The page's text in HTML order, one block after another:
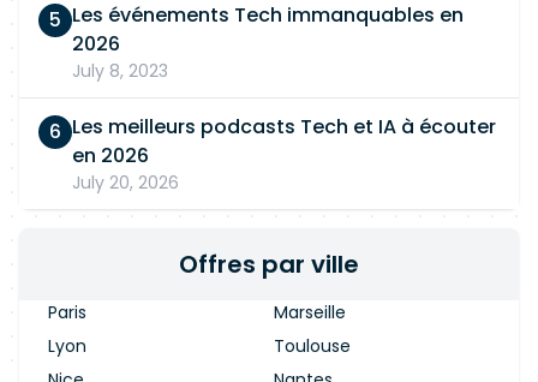
Les événements Tech immanquables en
2026
July 8, 2023
Les meilleurs podcasts Tech et IA à écouter
en 2026
July 20, 2026
Offres par ville
Paris
Marseille
Lyon
Toulouse